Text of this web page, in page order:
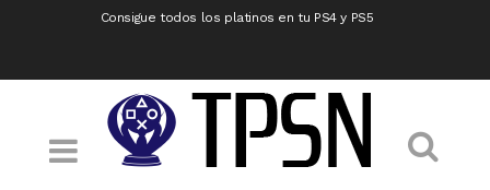
Consigue todos los platinos en tu PS4 y PS5